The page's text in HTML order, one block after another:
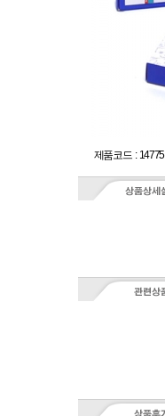
제품코드 : 14775